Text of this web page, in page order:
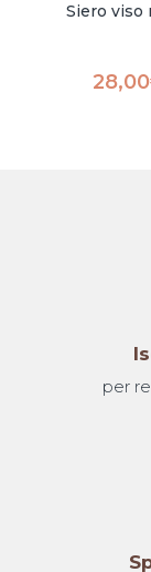
Siero viso
28,00
per